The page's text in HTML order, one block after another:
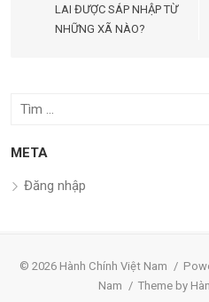
viết
LAI ĐƯỢC SÁP NHẬP TỪ
NHỮNG XÃ NÀO?
Tìm
quả
META
Đăng nhập
© 2026 Hành Chính Việt Nam /
Nam / Theme by